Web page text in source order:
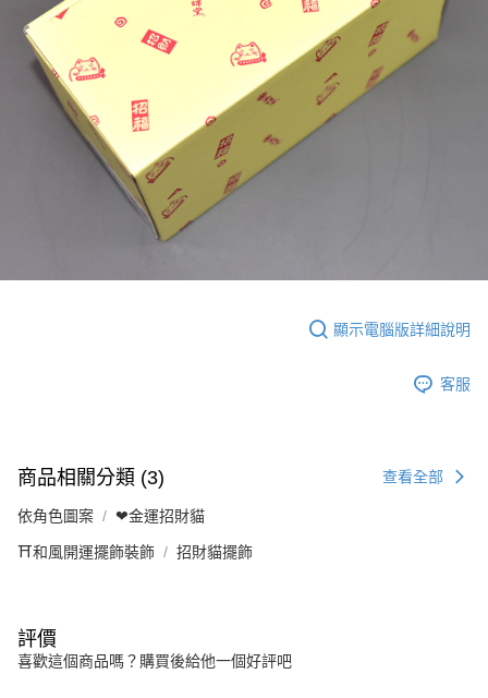
顯示電腦版詳細說明
客服
商品相關分類 (3) 查看全部
依角色圖案 ❤金運招財貓
⛩️和風開運擺飾裝飾 招財貓擺飾
評價
喜歡這個商品嗎？購買後給他一個好評吧